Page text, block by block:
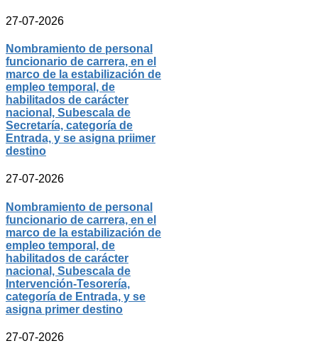
27-07-2026
Nombramiento de personal
funcionario de carrera, en el
marco de la estabilización de
empleo temporal, de
habilitados de carácter
nacional, Subescala de
Secretaría, categoría de
Entrada, y se asigna priimer
destino
27-07-2026
Nombramiento de personal
funcionario de carrera, en el
marco de la estabilización de
empleo temporal, de
habilitados de carácter
nacional, Subescala de
Intervención-Tesorería,
categoría de Entrada, y se
asigna primer destino
27-07-2026